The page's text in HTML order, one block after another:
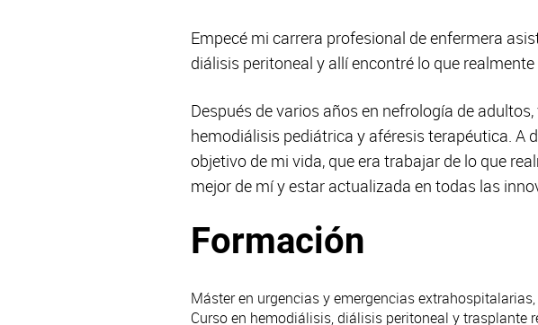
Empecé mi carrera profesional de enfermera
diálisis peritoneal y allí encontré lo que
Después de varios años en nefrología de
hemodiálisis pediátrica y aféresis terapéutica. A
objetivo de mi vida, que era trabajar de lo que
mejor de mí y estar actualizada en todas las
Formación
Máster en urgencias y emergencias
Curso en hemodiálisis, diálisis peritoneal y trasplante